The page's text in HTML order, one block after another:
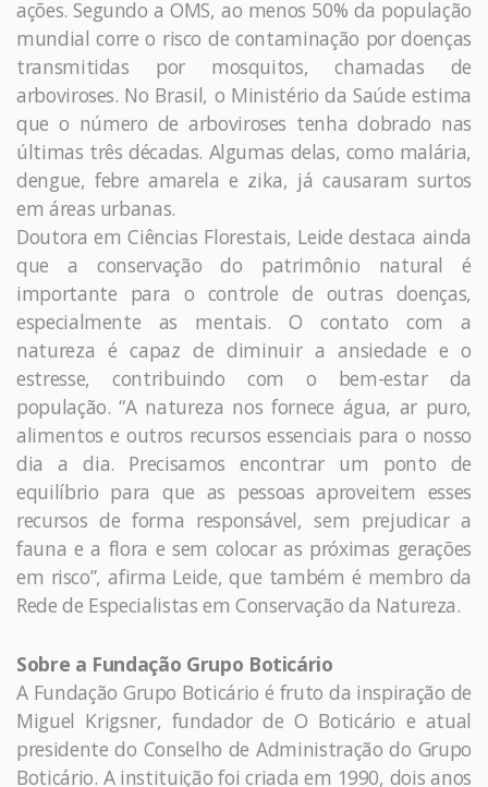
ações. Segundo a OMS, ao menos 50% da população
mundial corre o risco de contaminação por doenças
transmitidas por mosquitos, chamadas de
arboviroses. No Brasil, o Ministério da Saúde estima
que o número de arboviroses tenha dobrado nas
últimas três décadas. Algumas delas, como malária,
dengue, febre amarela e zika, já causaram surtos
em áreas urbanas.
Doutora em Ciências Florestais, Leide destaca ainda
que a conservação do patrimônio natural é
importante para o controle de outras doenças,
especialmente as mentais. O contato com a
natureza é capaz de diminuir a ansiedade e o
estresse, contribuindo com o bem-estar da
população. “A natureza nos fornece água, ar puro,
alimentos e outros recursos essenciais para o nosso
dia a dia. Precisamos encontrar um ponto de
equilíbrio para que as pessoas aproveitem esses
recursos de forma responsável, sem prejudicar a
fauna e a flora e sem colocar as próximas gerações
em risco”, afirma Leide, que também é membro da
Rede de Especialistas em Conservação da Natureza.
Sobre a Fundação Grupo Boticário
A Fundação Grupo Boticário é fruto da inspiração de
Miguel Krigsner, fundador de O Boticário e atual
presidente do Conselho de Administração do Grupo
Boticário. A instituição foi criada em 1990, dois anos